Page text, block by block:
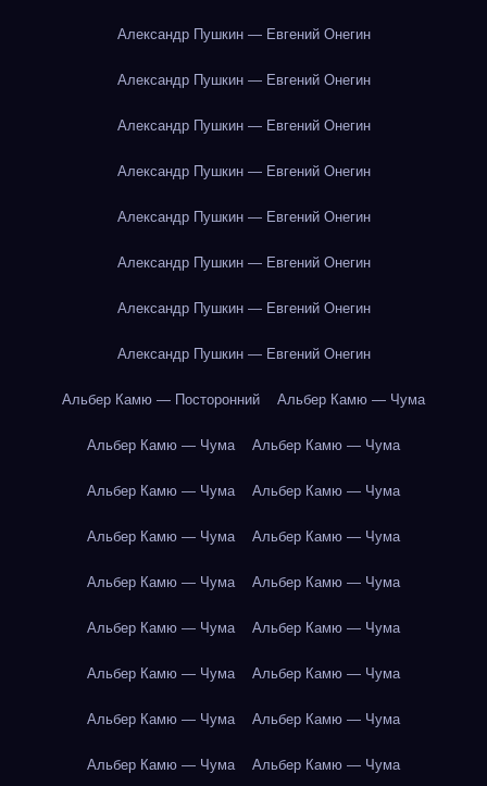
Александр Пушкин — Евгений Онегин
Александр Пушкин — Евгений Онегин
Александр Пушкин — Евгений Онегин
Александр Пушкин — Евгений Онегин
Александр Пушкин — Евгений Онегин
Александр Пушкин — Евгений Онегин
Александр Пушкин — Евгений Онегин
Александр Пушкин — Евгений Онегин
Альбер Камю — Посторонний Альбер Камю — Чума
Альбер Камю — Чума Альбер Камю — Чума
Альбер Камю — Чума Альбер Камю — Чума
Альбер Камю — Чума Альбер Камю — Чума
Альбер Камю — Чума Альбер Камю — Чума
Альбер Камю — Чума Альбер Камю — Чума
Альбер Камю — Чума Альбер Камю — Чума
Альбер Камю — Чума Альбер Камю — Чума
Альбер Камю — Чума Альбер Камю — Чума